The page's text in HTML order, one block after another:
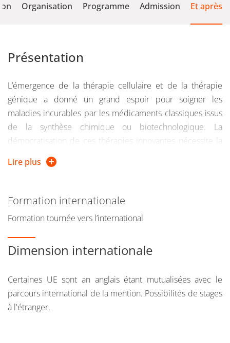
Organisation Programme Admission Et après
Présentation
L’émergence de la thérapie cellulaire et de la thérapie
génique a donné un grand espoir pour soigner les
maladies incurables par les médicaments classiques issus
de la synthèse chimique ou biotechnologique. La
démocratisation de ces thérapies innovantes nécessite la
formation de l’ensemble du personnel intervenant dans la
chaîne thérapeutique (médecins, pharmaciens,
L’objectif de ce parcours est de former les étudiants aux
aspects scientifiques (cellules souches, médecine
maladies génétiques…), aux aspects règlementaires et aux
contrôle…) de ces outils biotechnologiques modernes.
Enfin, il est mis à disposition de nos étudiants un panel
d’enseignements extrascientifiques (management,
Lire plus
Formation internationale
Formation tournée vers l’international
Dimension internationale
Certaines UE sont an anglais étant mutualisées avec le
parcours international de la mention. Possibilités de stages
à l'étranger.